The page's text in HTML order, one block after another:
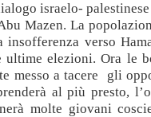
israelo-
Mazen. La
insofferenza verso
elezioni. Ora le
messo a tacere gli
al più presto,
molte giovani